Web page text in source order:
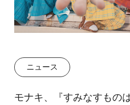
ニュース
モナキ、『すみなすもの